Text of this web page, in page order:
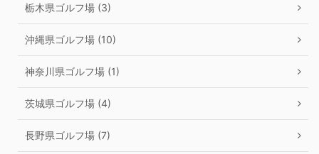
栃木県ゴルフ場 (3)
沖縄県ゴルフ場 (10)
神奈川県ゴルフ場 (1)
茨城県ゴルフ場 (4)
長野県ゴルフ場 (7)